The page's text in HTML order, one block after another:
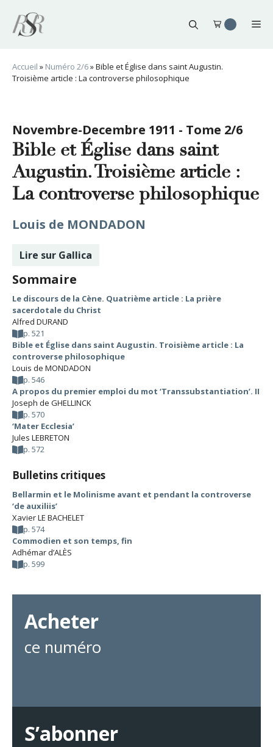
contenu
Accueil » Numéro 2/6»Bible et Église dans saint Augustin.
Troisième article : La controverse philosophique
Novembre-Decembre 1911 - Tome 2/6
Bible et Église dans saint
Augustin. Troisième article :
La controverse philosophique
Louis de MONDADON
Lire sur Gallica
Sommaire
Le discours de la Cène. Quatrième article : La prière
sacerdotale du Christ
Alfred DURAND
p. 521
Bible et Église dans saint Augustin. Troisième article : La
controverse philosophique
Louis de MONDADON
p. 546
A propos du premier emploi du mot ‘Transsubstantiation’. II
Joseph de GHELLINCK
p. 570
‘Mater Ecclesia’
Jules LEBRETON
p. 572
Bulletins critiques
Bellarmin et le Molinisme avant et pendant la controverse
‘de auxiliis’
Xavier LE BACHELET
p. 574
Commodien et son temps, fin
Adhémar d’ALÈS
p. 599
Acheter
ce numéro
S’abonner